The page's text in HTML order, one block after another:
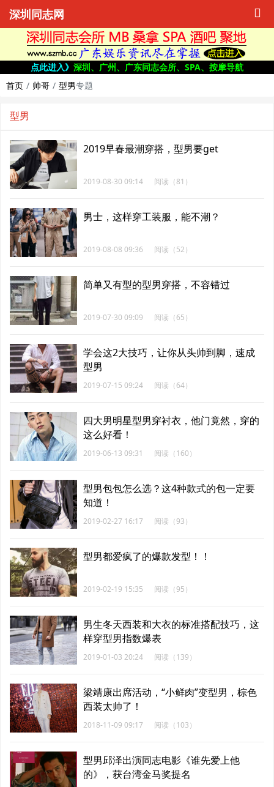
深圳同志网
点此进入》 深圳、广州、广东同志会所、SPA、按摩导航
首页
帅哥 型男专题
型男
2019早春最潮穿搭，型男要get
2019-08-30 09:14 阅读（81）
男士，这样穿工装服，能不潮？
2019-08-08 09:36 阅读（52）
简单又有型的型男穿搭，不容错过
2019-07-30 09:09 阅读（65）
学会这2大技巧，让你从头帅到脚，速成
型男
2019-07-15 09:24 阅读（64）
四大男明星型男穿衬衣，他门竟然，穿的
这么好看！
2019-06-13 09:31 阅读（160）
型男包包怎么选？这4种款式的包一定要
知道！
2019-02-27 16:17 阅读（93）
型男都爱疯了的爆款发型！！
2019-02-19 15:35 阅读（95）
男生冬天西装和大衣的标准搭配技巧，这
样穿型男指数爆表
2019-01-03 20:24 阅读（139）
梁靖康出席活动，“小鲜肉”变型男，棕色
西装太帅了！
2018-11-09 09:17 阅读（103）
型男邱泽出演同志电影《谁先爱上他
的》，获台湾金马奖提名